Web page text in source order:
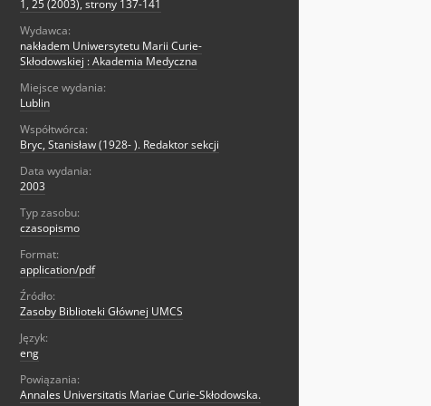
1, 25 (2003), strony 137-141
Wydawca:
nakładem Uniwersytetu Marii Curie-
Skłodowskiej : Akademia Medyczna
Miejsce wydania:
Lublin
Współtwórca:
Bryc, Stanisław (1928- ). Redaktor sekcji
Data wydania:
2003
Typ zasobu:
czasopismo
Format:
application/pdf
Źródło:
Zasoby Biblioteki Głównej UMCS
Język:
eng
Powiązania:
Annales Universitatis Mariae Curie-Skłodowska.